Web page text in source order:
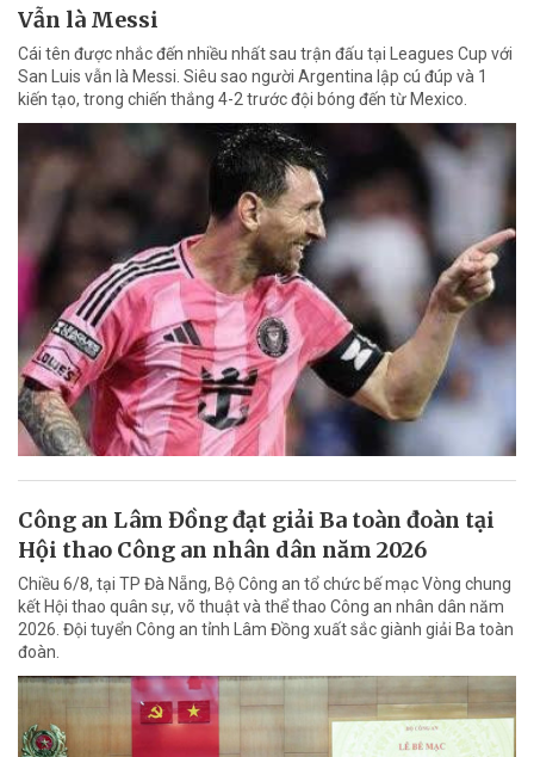
Vẫn là Messi
Cái tên được nhắc đến nhiều nhất sau trận đấu tại Leagues Cup với
San Luis vẫn là Messi. Siêu sao người Argentina lập cú đúp và 1
kiến tạo, trong chiến thắng 4-2 trước đội bóng đến từ Mexico.
Công an Lâm Đồng đạt giải Ba toàn đoàn tại
Hội thao Công an nhân dân năm 2026
Chiều 6/8, tại TP Đà Nẵng, Bộ Công an tổ chức bế mạc Vòng chung
kết Hội thao quân sự, võ thuật và thể thao Công an nhân dân năm
2026. Đội tuyển Công an tỉnh Lâm Đồng xuất sắc giành giải Ba toàn
đoàn.